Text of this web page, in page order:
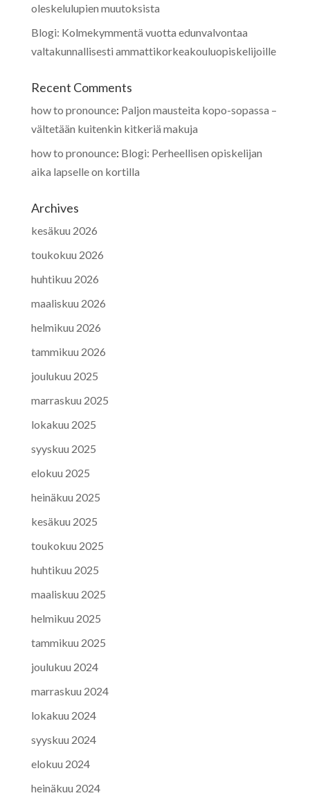
oleskelulupien muutoksista
Blogi: Kolmekymmentä vuotta edunvalvontaa
valtakunnallisesti ammattikorkeakouluopiskelijoille
Recent Comments
how to pronounce: Paljon mausteita kopo-sopassa –
vältetään kuitenkin kitkeriä makuja
how to pronounce: Blogi: Perheellisen opiskelijan
aika lapselle on kortilla
Archives
kesäkuu 2026
toukokuu 2026
huhtikuu 2026
maaliskuu 2026
helmikuu 2026
tammikuu 2026
joulukuu 2025
marraskuu 2025
lokakuu 2025
syyskuu 2025
elokuu 2025
heinäkuu 2025
kesäkuu 2025
toukokuu 2025
huhtikuu 2025
maaliskuu 2025
helmikuu 2025
tammikuu 2025
joulukuu 2024
marraskuu 2024
lokakuu 2024
syyskuu 2024
elokuu 2024
heinäkuu 2024